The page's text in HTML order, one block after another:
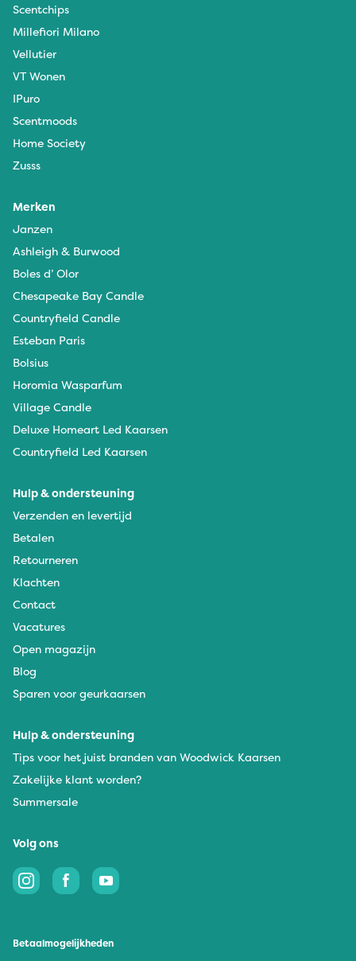
Scentchips
Millefiori Milano
Vellutier
VT Wonen
IPuro
Scentmoods
Home Society
Zusss
Merken
Janzen
Ashleigh & Burwood
Boles d’ Olor
Chesapeake Bay Candle
Countryfield Candle
Esteban Paris
Bolsius
Horomia Wasparfum
Village Candle
Deluxe Homeart Led Kaarsen
Countryfield Led Kaarsen
Hulp & ondersteuning
Verzenden en levertijd
Betalen
Retourneren
Klachten
Contact
Vacatures
Open magazijn
Blog
Sparen voor geurkaarsen
Hulp & ondersteuning
Tips voor het juist branden van Woodwick Kaarsen
Zakelijke klant worden?
Summersale
Volg ons
Betaalmogelijkheden